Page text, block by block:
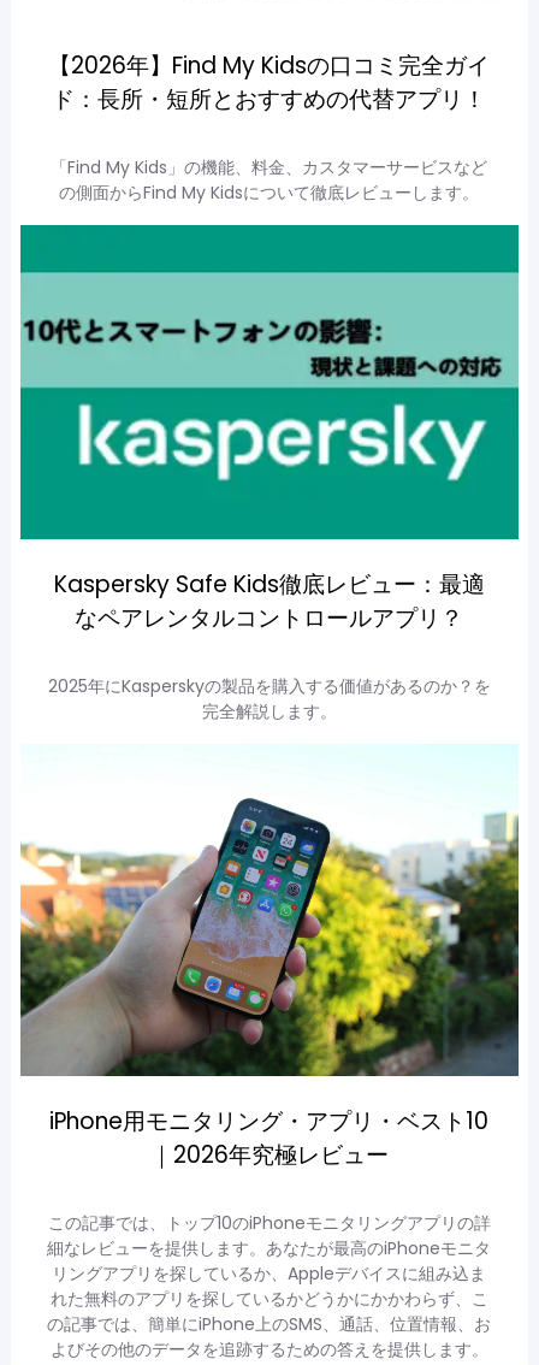
【2026年】Find My Kidsの口コミ完全ガイ
ド：長所・短所とおすすめの代替アプリ！
「Find My Kids」の機能、料金、カスタマーサービスなど
の側面からFind My Kidsについて徹底レビューします。
Kaspersky Safe Kids徹底レビュー：最適
なペアレンタルコントロールアプリ？
2025年にKasperskyの製品を購入する価値があるのか？を
完全解説します。
iPhone用モニタリング・アプリ・ベスト10
｜2026年究極レビュー
この記事では、トップ10のiPhoneモニタリングアプリの詳
細なレビューを提供します。あなたが最高のiPhoneモニタ
リングアプリを探しているか、Appleデバイスに組み込ま
れた無料のアプリを探しているかどうかにかかわらず、こ
の記事では、簡単にiPhone上のSMS、通話、位置情報、お
よびその他のデータを追跡するための答えを提供します。